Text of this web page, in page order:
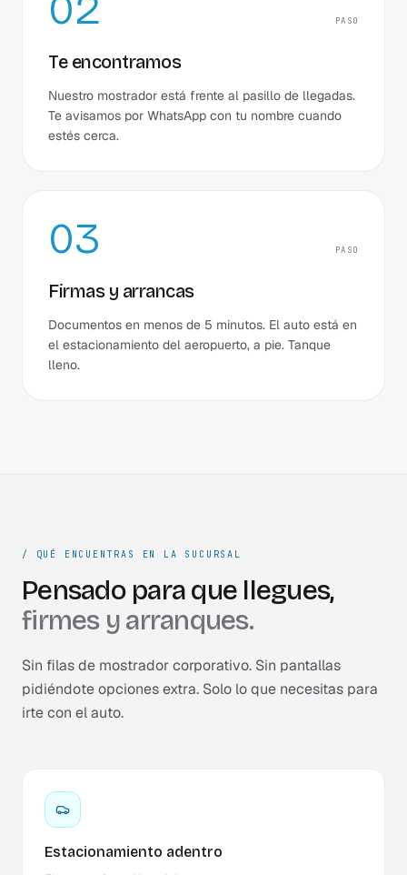
PASO
Te encontramos
Nuestro mostrador está frente al pasillo de llegadas.
Te avisamos por WhatsApp con tu nombre cuando
estés cerca.
03 PASO
Firmas y arrancas
Documentos en menos de 5 minutos. El auto está en
el estacionamiento del aeropuerto, a pie. Tanque
lleno.
/ QUÉ ENCUENTRAS EN LA SUCURSAL
Pensado para que llegues,
firmes y arranques.
Sin filas de mostrador corporativo. Sin pantallas
pidiéndote opciones extra. Solo lo que necesitas para
irte con el auto.
Estacionamiento adentro